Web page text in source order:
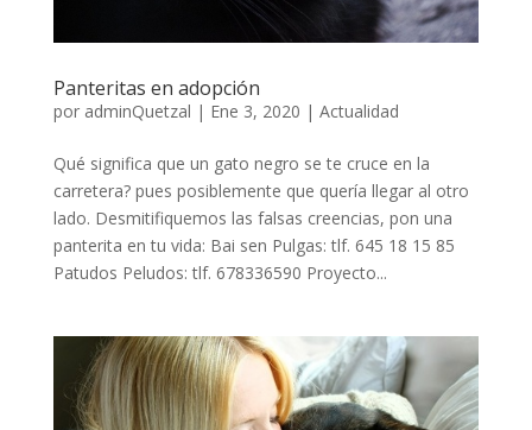
Panteritas en adopción
por adminQuetzal | Ene 3, 2020 | Actualidad
Qué significa que un gato negro se te cruce en la
carretera? pues posiblemente que quería llegar al otro
lado. Desmitifiquemos las falsas creencias, pon una
panterita en tu vida: Bai sen Pulgas: tlf. 645 18 15 85
Patudos Peludos: tlf. 678336590 Proyecto...